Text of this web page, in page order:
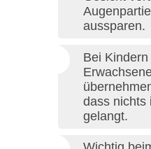
aussparen.
Bei
dass nichts
gelangt.